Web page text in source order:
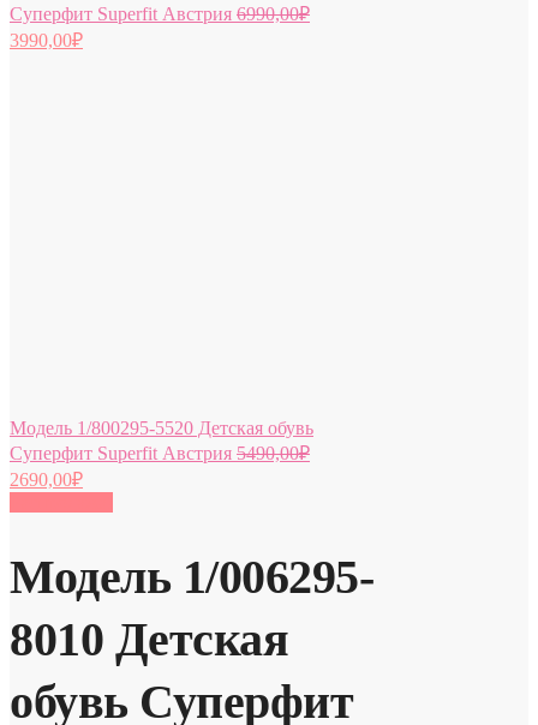
Суперфит Superfit Австрия 6990,00₽
3990,00₽
Модель 1/800295-5520 Детская обувь
Суперфит Superfit Австрия 5490,00₽
2690,00₽
Модель 1/006295-
8010 Детская
обувь Суперфит